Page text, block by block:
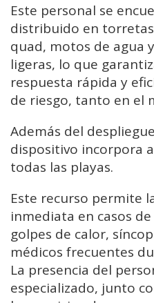
Este personal se
distribuido en
quad, motos de agua
ligeras, lo que
respuesta rápida y
de riesgo, tanto en el
Además del
dispositivo incorpora
todas las playas.
Este recurso permite
inmediata en casos
golpes de calor,
médicos frecuentes
La presencia del
especializado, junto